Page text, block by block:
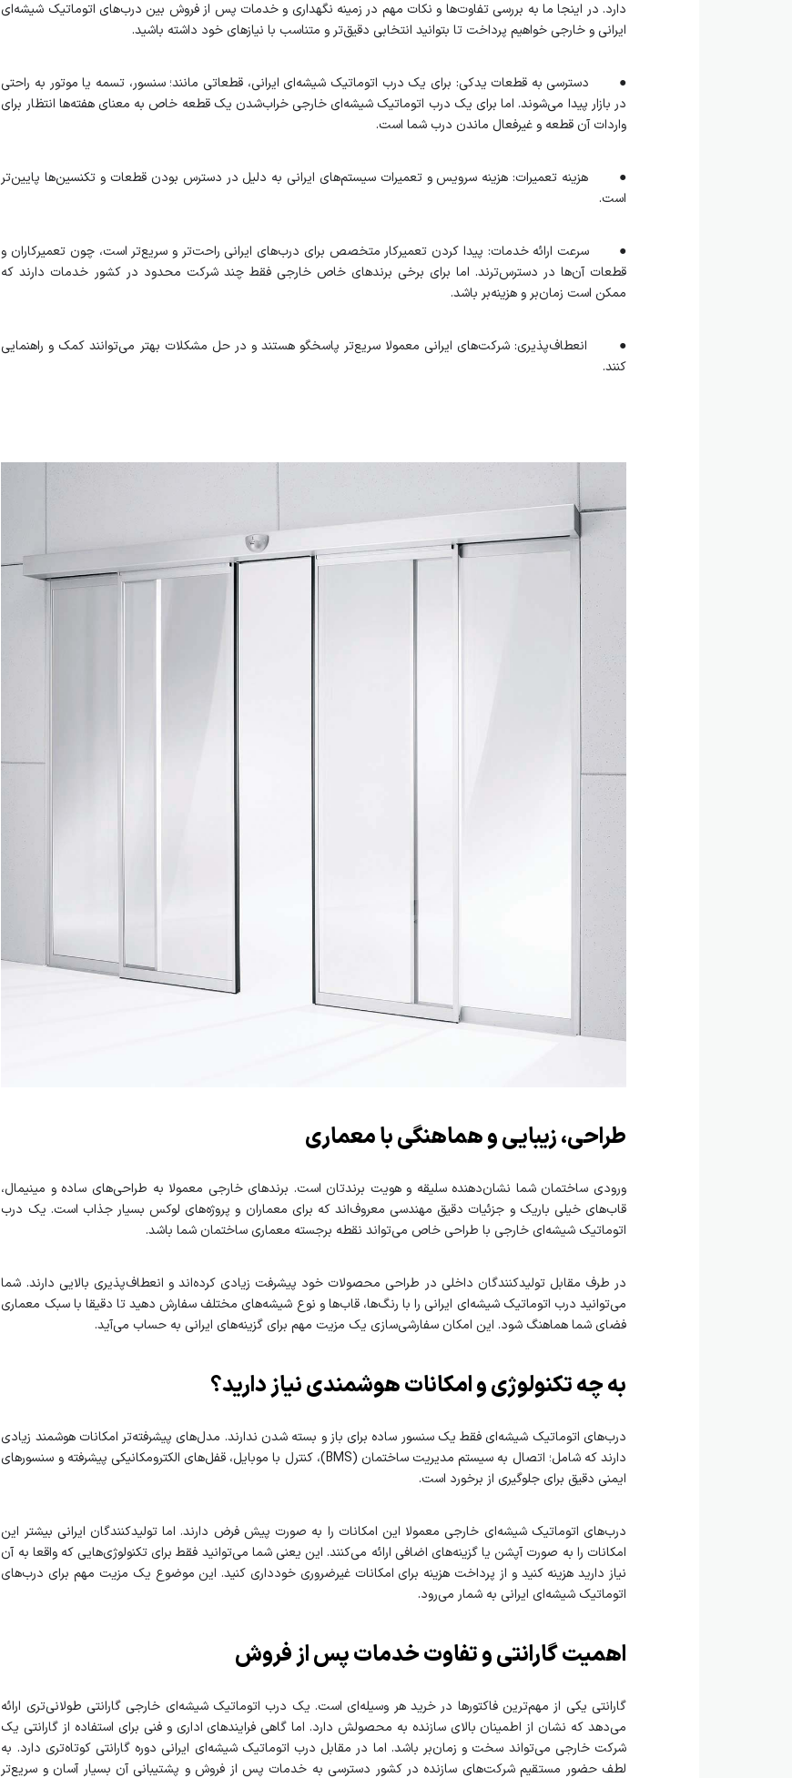
دارد. در اینجا ما به بررسی تفاوت‌ها و نکات مهم در زمینه نگهداری و خدمات پس از فروش بین درب‌های اتوماتیک شیشه‌ای
ایرانی و خارجی خواهیم پرداخت تا بتوانید انتخابی دقیق‌تر و متناسب با نیازهای خود داشته باشید.
● دسترسی به قطعات یدکی: برای یک درب اتوماتیک شیشه‌ای ایرانی، قطعاتی مانند؛ سنسور، تسمه یا موتور به راحتی
در بازار پیدا می‌شوند. اما برای یک درب اتوماتیک شیشه‌ای خارجی خراب‌شدن یک قطعه خاص به معنای هفته‌ها انتظار برای
واردات آن قطعه و غیرفعال ماندن درب شما است.
● هزینه تعمیرات: هزینه سرویس و تعمیرات سیستم‌های ایرانی به دلیل در دسترس بودن قطعات و تکنسین‌ها پایین‌تر
است.
● سرعت ارائه خدمات: پیدا کردن تعمیرکار متخصص برای درب‌های ایرانی راحت‌تر و سریع‌تر است، چون تعمیرکاران و
قطعات آن‌ها در دسترس‌ترند. اما برای برخی برندهای خاص خارجی فقط چند شرکت محدود در کشور خدمات دارند که
ممکن است زمان‌بر و هزینه‌بر باشد.
● انعطاف‌پذیری: شرکت‌های ایرانی معمولا سریع‌تر پاسخگو هستند و در حل مشکلات بهتر می‌توانند کمک و راهنمایی
کنند.
طراحی، زیبایی و هماهنگی با معماری
ورودی ساختمان شما نشان‌دهنده سلیقه و هویت برندتان است. برندهای خارجی معمولا به طراحی‌های ساده و مینیمال،
قاب‌های خیلی باریک و جزئیات دقیق مهندسی معروف‌اند که برای معماران و پروژه‌های لوکس بسیار جذاب است. یک درب
اتوماتیک شیشه‌ای خارجی با طراحی خاص می‌تواند نقطه برجسته معماری ساختمان شما باشد.
در طرف مقابل تولیدکنندگان داخلی در طراحی محصولات‌ خود پیشرفت زیادی کرده‌اند و انعطاف‌پذیری بالایی دارند. شما
می‌توانید درب اتوماتیک شیشه‌ای ایرانی را با رنگ‌ها، قاب‌ها و نوع شیشه‌های مختلف سفارش دهید تا دقیقا با سبک معماری
فضای شما هماهنگ شود. این امکان سفارشی‌سازی یک مزیت مهم برای گزینه‌های ایرانی به حساب می‌آید.
به چه تکنولوژی و امکانات هوشمندی نیاز دارید؟
درب‌های اتوماتیک شیشه‌ای فقط یک سنسور ساده برای باز و بسته شدن ندارند. مدل‌های پیشرفته‌تر امکانات هوشمند زیادی
دارند که شامل؛ اتصال به سیستم مدیریت ساختمان (BMS)، کنترل با موبایل، قفل‌های الکترومکانیکی پیشرفته و سنسورهای
ایمنی دقیق برای جلوگیری از برخورد است.
درب‌های اتوماتیک شیشه‌ای خارجی معمولا این امکانات را به‌ صورت پیش‌ فرض دارند. اما تولیدکنندگان ایرانی بیشتر این
امکانات را به صورت آپشن یا گزینه‌های اضافی ارائه می‌کنند. این یعنی شما می‌توانید فقط برای تکنولوژی‌هایی که واقعا به آن
نیاز دارید هزینه کنید و از پرداخت هزینه برای امکانات غیرضروری خودداری کنید. این موضوع یک مزیت مهم برای درب‌های
اتوماتیک شیشه‌ای ایرانی به شمار می‌رود.
اهمیت گارانتی و تفاوت خدمات پس از فروش
گارانتی یکی از مهم‌ترین فاکتورها در خرید هر وسیله‌ای است. یک درب اتوماتیک شیشه‌ای خارجی گارانتی طولانی‌تری ارائه
می‌دهد که نشان از اطمینان بالای سازنده به محصولش دارد. اما گاهی فرایندهای اداری و فنی برای استفاده از گارانتی یک
شرکت خارجی می‌تواند سخت و زمان‌بر باشد. اما در مقابل درب‌ اتوماتیک شیشه‌ای ایرانی دوره گارانتی کوتاه‌تری دارد. به
لطف حضور مستقیم شرکت‌های سازنده در کشور دسترسی به خدمات پس از فروش و پشتیبانی آن‌ بسیار آسان‌ و سریع‌تر